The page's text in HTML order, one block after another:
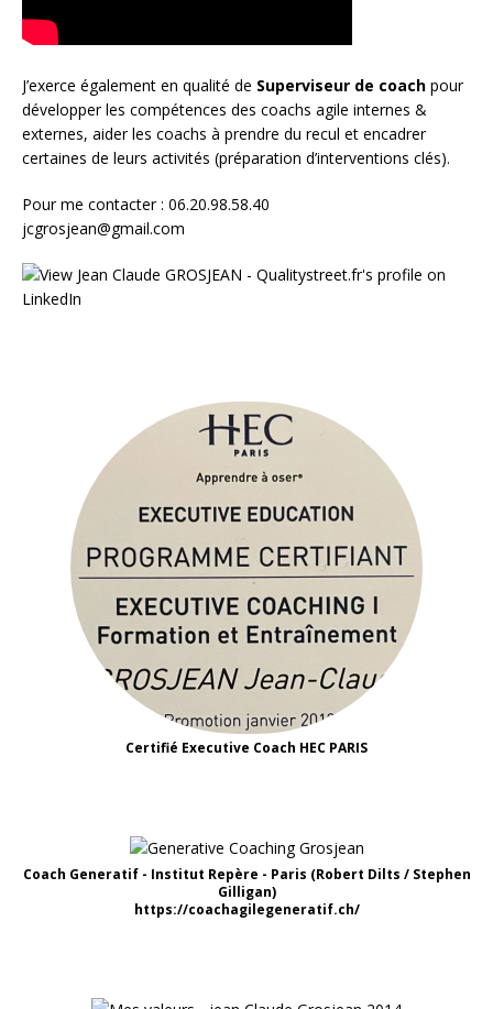
J’exerce également en qualité de Superviseur de coach pour
développer les compétences des coachs agile internes &
externes, aider les coachs à prendre du recul et encadrer
certaines de leurs activités (préparation d’interventions clés).
Pour me contacter : 06.20.98.58.40
jcgrosjean@gmail.com
Certifié Executive Coach HEC PARIS
Coach Generatif - Institut Repère - Paris (Robert Dilts / Stephen
Gilligan)
https://coachagilegeneratif.ch/